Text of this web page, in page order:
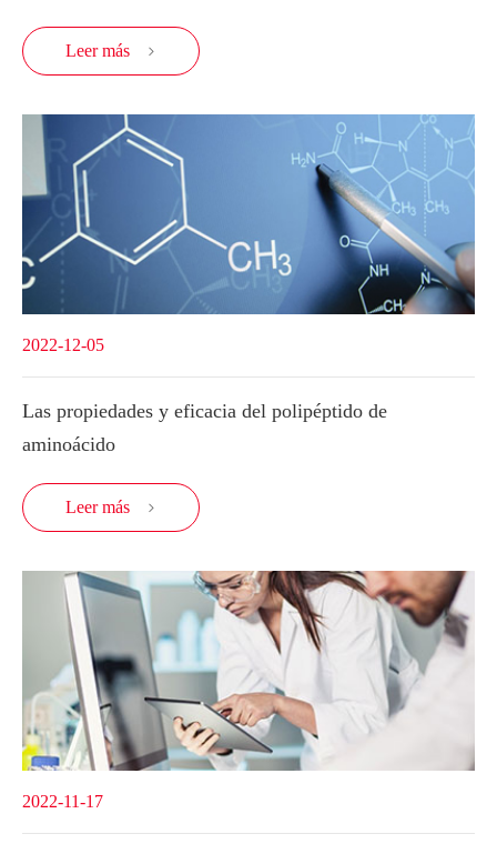
Leer más 
2022-12-05
Las propiedades y eficacia del polipéptido de
aminoácido
Leer más 
2022-11-17